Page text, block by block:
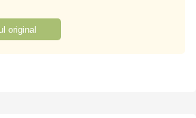
original